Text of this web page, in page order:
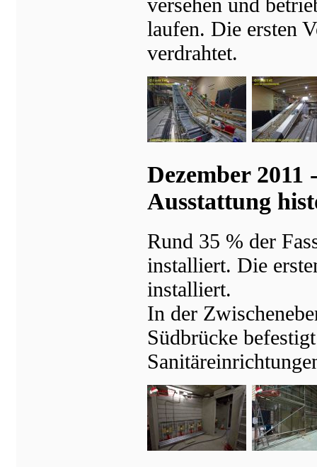
versehen und
laufen. Die ersten
verdrahtet.
Dezember
Ausstattung
Rund 35 % der
installiert. Die
installiert.
In der
Südbrücke